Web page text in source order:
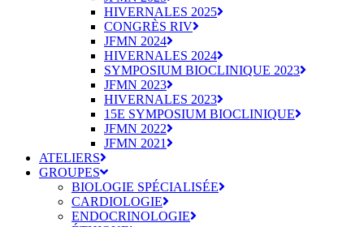
HIVERNALES 2025
CONGRÈS RIV
JFMN 2024
HIVERNALES 2024
SYMPOSIUM BIOCLINIQUE 2023
JFMN 2023
HIVERNALES 2023
15E SYMPOSIUM BIOCLINIQUE
JFMN 2022
JFMN 2021
ATELIERS
GROUPES
BIOLOGIE SPÉCIALISÉE
CARDIOLOGIE
ENDOCRINOLOGIE